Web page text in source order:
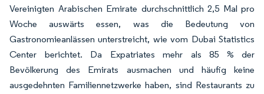
Vereinigten Arabischen Emirate durchschnittlich 2,5 Mal pro
Woche auswärts essen, was die Bedeutung von
Gastronomieanlässen unterstreicht, wie vom Dubai Statistics
Center berichtet. Da Expatriates mehr als 85 % der
Bevölkerung des Emirats ausmachen und häufig keine
ausgedehnten Familiennetzwerke haben, sind Restaurants zu